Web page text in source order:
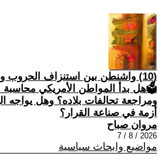
(10) واشنطن بين استنزاف الحروب
🗳هل بدأ المواطن الأمريكي محاسبة
ومراجعة تحالفات بلاده؟ وهل يواجه
أزمة في صناعة القرار؟
مروان صباح
2026 / 8 / 7
مواضيع وابحاث سياسية